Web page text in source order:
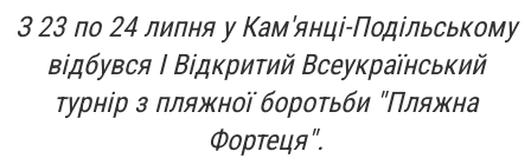
З 23 по 24 липня у Кам'янці-Подільському
відбувся І Відкритий Всеукраїнський
турнір з пляжної боротьби "Пляжна
Фортеця".